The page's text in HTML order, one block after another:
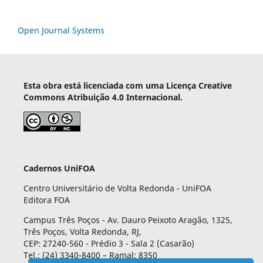
Open Journal Systems
Esta obra está licenciada com uma Licença Creative
Commons Atribuição 4.0 Internacional.
Cadernos UniFOA
Centro Universitário de Volta Redonda - UniFOA
Editora FOA
Campus Três Poços - Av. Dauro Peixoto Aragão, 1325,
Três Poços, Volta Redonda, RJ,
CEP: 27240-560 - Prédio 3 - Sala 2 (Casarão)
Tel.: (24) 3340-8400 – Ramal: 8350